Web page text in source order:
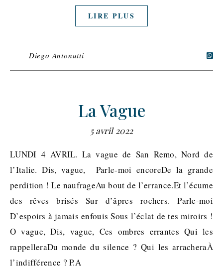
LIRE PLUS
Diego Antonutti
La Vague
5 avril 2022
LUNDI 4 AVRIL. La vague de San Remo, Nord de
l’Italie. Dis, vague, Parle-moi encoreDe la grande
perdition ! Le naufrageAu bout de l’errance.Et l’écume
des rêves brisés Sur d’âpres rochers. Parle-moi
D’espoirs à jamais enfouis Sous l’éclat de tes miroirs !
O vague, Dis, vague, Ces ombres errantes Qui les
rappelleraDu monde du silence ? Qui les arracheraÀ
l’indifférence ? P.A